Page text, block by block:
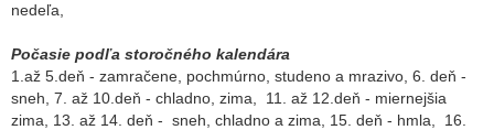
nedeľa,
Počasie podľa storočného kalendára
1.až 5.deň - zamračene, pochmúrno, studeno a mrazivo, 6. deň -
sneh, 7. až 10.deň - chladno, zima, 11. až 12.deň - miernejšia
zima, 13. až 14. deň - sneh, chladno a zima, 15. deň - hmla, 16.